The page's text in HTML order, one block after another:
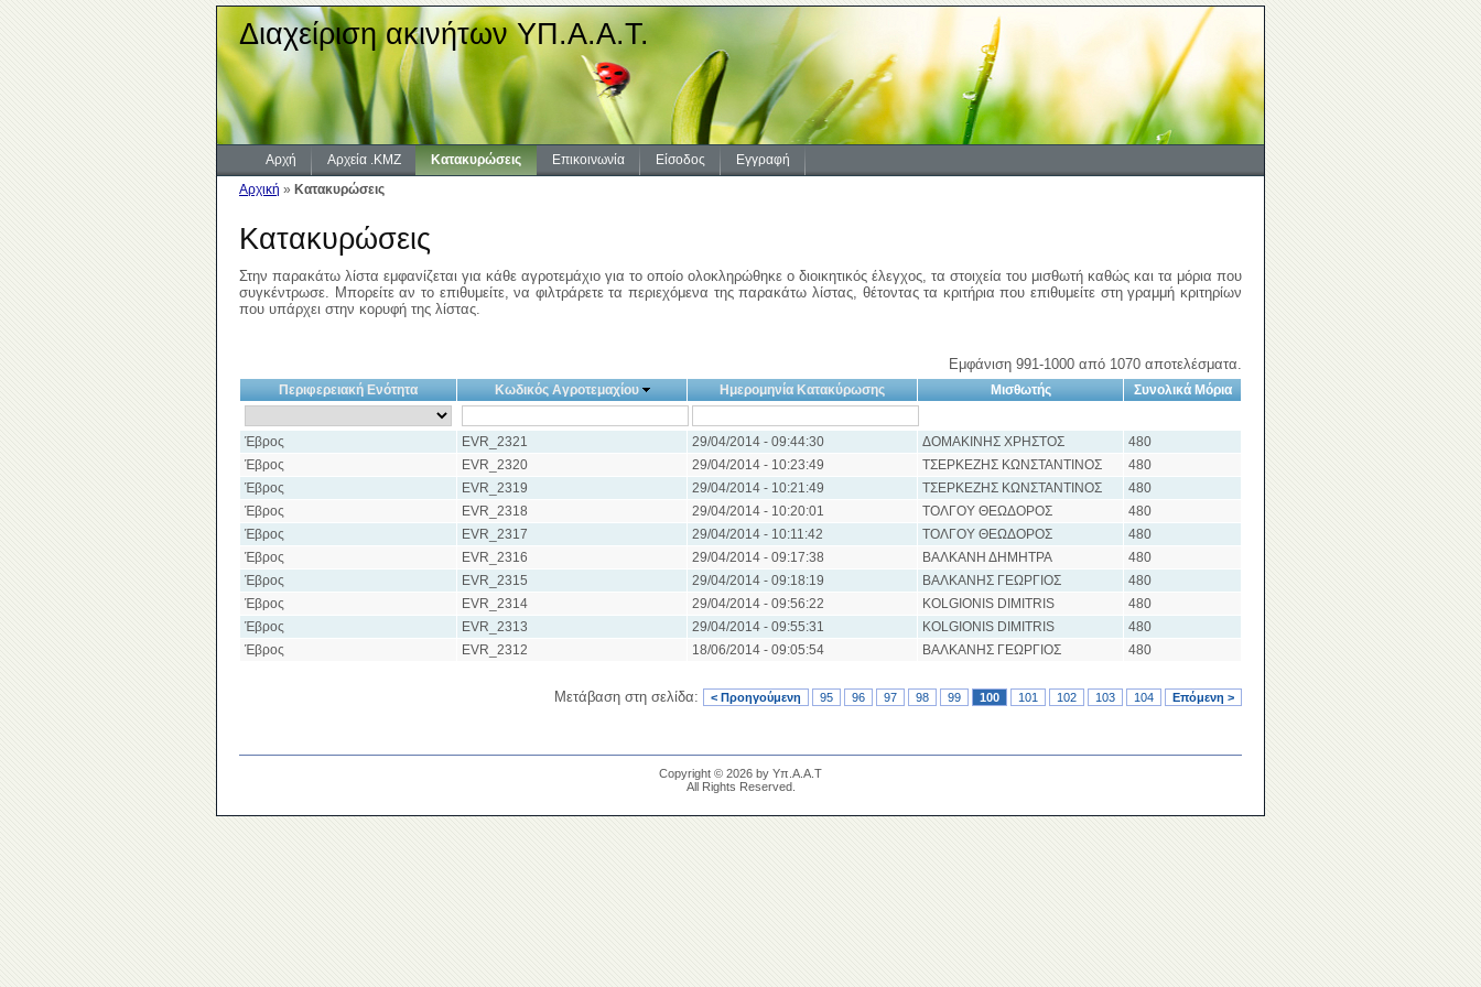
Διαχείριση ακινήτων ΥΠ.Α.Α.Τ.
Αρχή Αρχεία .KMZ Κατακυρώσεις Επικοινωνία Είσοδος
Εγγραφή
Αρχική » Κατακυρώσεις
Κατακυρώσεις
Στην παρακάτω λίστα εμφανίζεται για κάθε αγροτεμάχιο για το οποίο ολοκληρώθηκε ο διοικητικός έλεγχος, τα στοιχεία του μισθωτή καθώς και τα μόρια που
συγκέντρωσε. Μπορείτε αν το επιθυμείτε, να φιλτράρετε τα περιεχόμενα της παρακάτω λίστας, θέτοντας τα κριτήρια που επιθυμείτε στη γραμμή κριτηρίων
που υπάρχει στην κορυφή της λίστας.
Εμφάνιση 991-1000 από 1070 αποτελέσματα.
Περιφερειακή Ενότητα Κωδικός Αγροτεμαχίου Ημερομηνία Κατακύρωσης Μισθωτής Συνολικά Μόρια
Έβρος EVR_2321 29/04/2014 - 09:44:30 ΔΟΜΑΚΙΝΗΣ ΧΡΗΣΤΟΣ
480
Έβρος
EVR_2320 29/04/2014 - 10:23:49 ΤΣΕΡΚΕΖΗΣ ΚΩΝΣΤΑΝΤΙΝΟΣ
480
Έβρος
EVR_2319 29/04/2014 - 10:21:49 ΤΣΕΡΚΕΖΗΣ ΚΩΝΣΤΑΝΤΙΝΟΣ
480
Έβρος
EVR_2318 29/04/2014 - 10:20:01 ΤΟΛΓΟΥ ΘΕΩΔΟΡΟΣ
480
Έβρος
EVR_2317 29/04/2014 - 10:11:42 ΤΟΛΓΟΥ ΘΕΩΔΟΡΟΣ
480
Έβρος
EVR_2316 29/04/2014 - 09:17:38 ΒΑΛΚΑΝΗ ΔΗΜΗΤΡΑ
480
Έβρος
EVR_2315 29/04/2014 - 09:18:19 ΒΑΛΚΑΝΗΣ ΓΕΩΡΓΙΟΣ
480
Έβρος
EVR_2314 29/04/2014 - 09:56:22 KOLGIONIS DIMITRIS
480
Έβρος
EVR_2313 29/04/2014 - 09:55:31 KOLGIONIS DIMITRIS
480
Έβρος
EVR_2312 18/06/2014 - 09:05:54 ΒΑΛΚΑΝΗΣ ΓΕΩΡΓΙΟΣ 480
Μετάβαση στη σελίδα: < Προηγούμενη 95 96 97 98 99 100 101 102 103 104 Επόμενη >
Copyright © 2026 by Υπ.Α.Α.Τ
All Rights Reserved.